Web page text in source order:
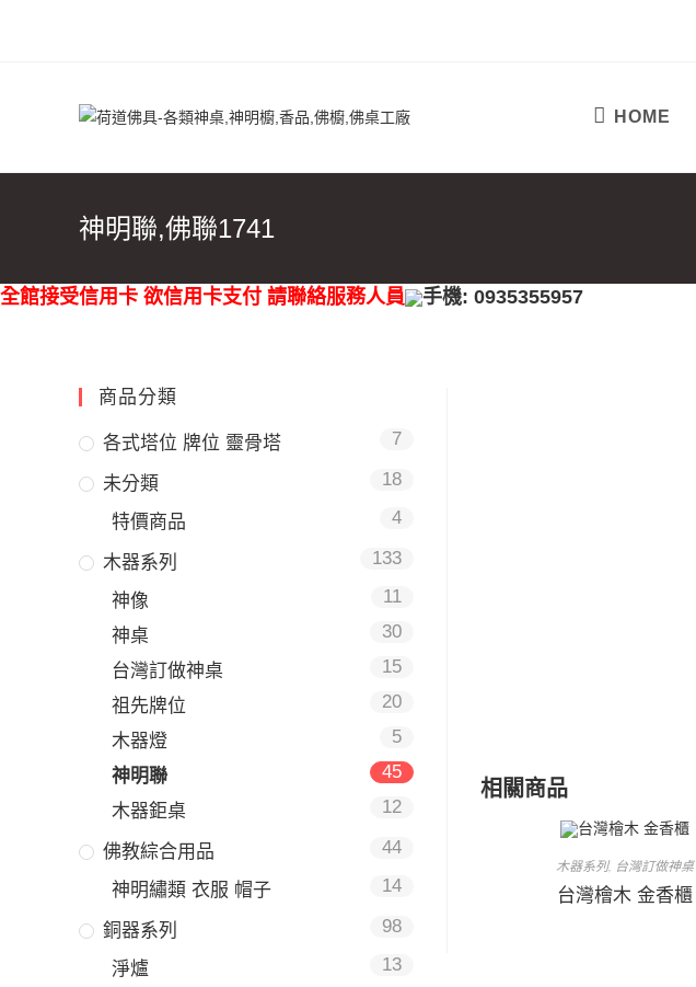
HOME
神明聯,佛聯1741
全館接受信用卡 欲信用卡支付 請聯絡服務人員 手機: 0935355957
相關商品
木器系列, 台灣訂做神桌
台灣檜木 金香櫃
商品分類
各式塔位 牌位 靈骨塔 7
未分類 18
特價商品 4
木器系列 133
神像
11
神桌
30
台灣訂做神桌
15
祖先牌位
20
木器燈
5
神明聯
45
木器鉅桌
12
佛教綜合用品 44
神明繡類 衣服 帽子 14
銅器系列 98
淨爐
13